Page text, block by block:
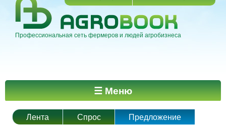
Профессиональная сеть фермеров и людей агробизнеса
Главное меню ☰ Меню
Лента Спрос
Предложение